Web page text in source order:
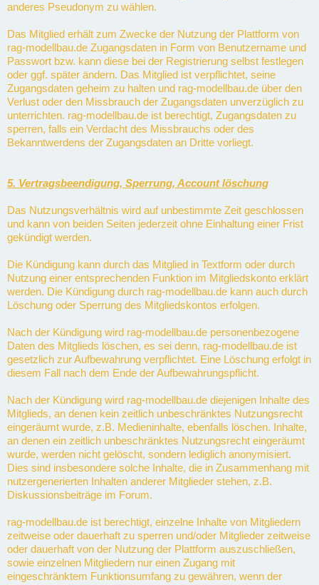
anderes Pseudonym zu wählen.
Das Mitglied erhält zum Zwecke der Nutzung der Plattform von
rag-modellbau.de Zugangsdaten in Form von Benutzername und
Passwort bzw. kann diese bei der Registrierung selbst festlegen
oder ggf. später ändern. Das Mitglied ist verpflichtet, seine
Zugangsdaten geheim zu halten und rag-modellbau.de über den
Verlust oder den Missbrauch der Zugangsdaten unverzüglich zu
unterrichten. rag-modellbau.de ist berechtigt, Zugangsdaten zu
sperren, falls ein Verdacht des Missbrauchs oder des
Bekanntwerdens der Zugangsdaten an Dritte vorliegt.
5. Vertragsbeendigung, Sperrung, Account löschung
Das Nutzungsverhältnis wird auf unbestimmte Zeit geschlossen
und kann von beiden Seiten jederzeit ohne Einhaltung einer Frist
gekündigt werden.
Die Kündigung kann durch das Mitglied in Textform oder durch
Nutzung einer entsprechenden Funktion im Mitgliedskonto erklärt
werden. Die Kündigung durch rag-modellbau.de kann auch durch
Löschung oder Sperrung des Mitgliedskontos erfolgen.
Nach der Kündigung wird rag-modellbau.de personenbezogene
Daten des Mitglieds löschen, es sei denn, rag-modellbau.de ist
gesetzlich zur Aufbewahrung verpflichtet. Eine Löschung erfolgt in
diesem Fall nach dem Ende der Aufbewahrungspflicht.
Nach der Kündigung wird rag-modellbau.de diejenigen Inhalte des
Mitglieds, an denen kein zeitlich unbeschränktes Nutzungsrecht
eingeräumt wurde, z.B. Medieninhalte, ebenfalls löschen. Inhalte,
an denen ein zeitlich unbeschränktes Nutzungsrecht eingeräumt
wurde, werden nicht gelöscht, sondern lediglich anonymisiert.
Dies sind insbesondere solche Inhalte, die in Zusammenhang mit
nutzergenerierten Inhalten anderer Mitglieder stehen, z.B.
Diskussionsbeiträge im Forum.
rag-modellbau.de ist berechtigt, einzelne Inhalte von Mitgliedern
zeitweise oder dauerhaft zu sperren und/oder Mitglieder zeitweise
oder dauerhaft von der Nutzung der Plattform auszuschließen,
sowie einzelnen Mitgliedern nur einen Zugang mit
eingeschränktem Funktionsumfang zu gewähren, wenn der